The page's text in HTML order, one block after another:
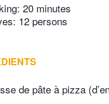
20 minutes
12 persons
de pâte à pizza